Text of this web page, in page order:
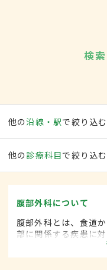
検
他の沿線・駅で絞り込む
他の 診療科目で絞り込む
腹部外科について
腹部外科とは、食道
部に関係する疾患に
する外科の一領域です